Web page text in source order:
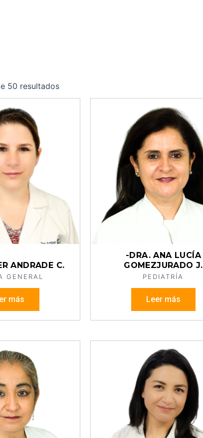
50 resultados
ANDRADE C.
GENERAL
más
-DRA. ANA LUCÍA
GOMEZJURADO J.
PEDIATRÍA
Leer más